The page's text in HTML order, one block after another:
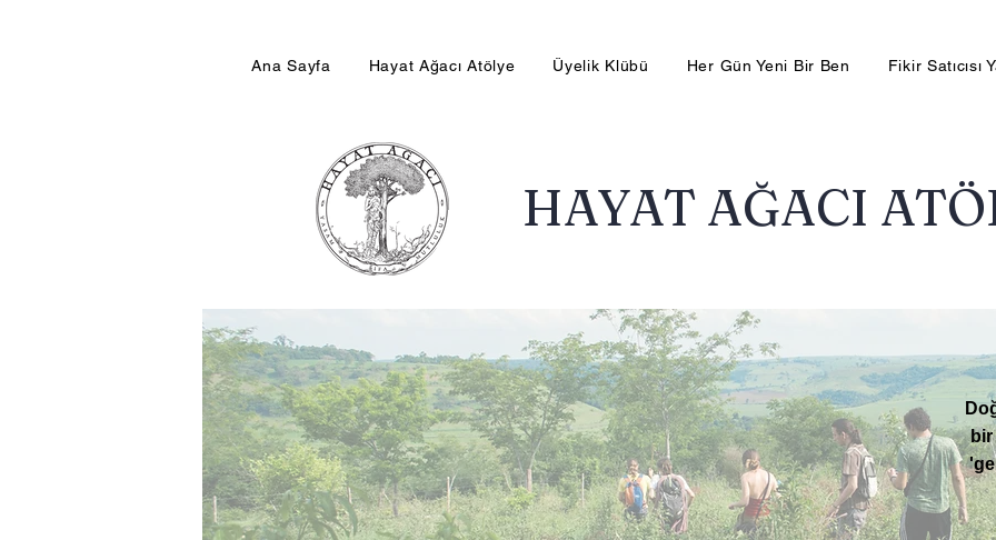
Ana Sayfa Hayat Ağacı Atölye Üyelik Klübü Her Gün Yeni Bir Ben Fikir Satıcısı
HAYAT AĞACI
bir